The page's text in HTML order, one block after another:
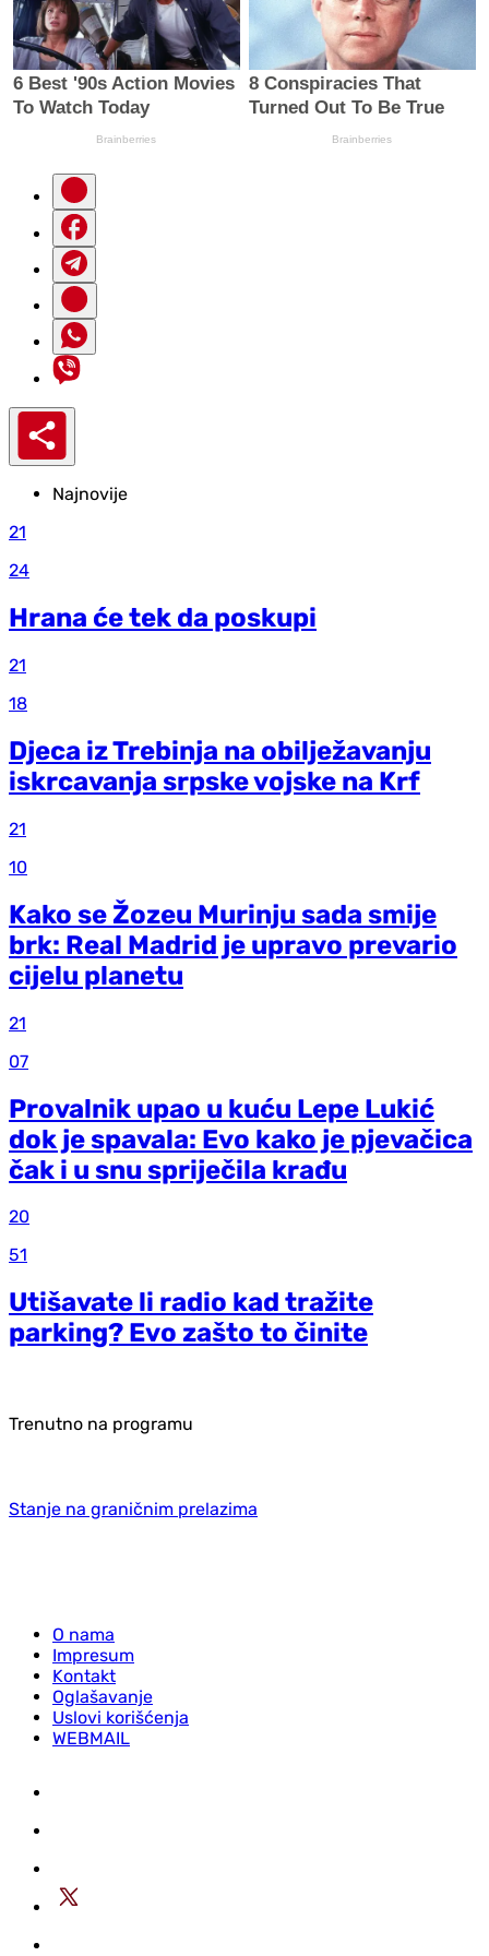
Najnovije
21
24
Hrana će tek da poskupi
21
18
Djeca iz Trebinja na obilježavanju
iskrcavanja srpske vojske na Krf
21
10
Kako se Žozeu Murinju sada smije
brk: Real Madrid je upravo prevario
cijelu planetu
21
07
Provalnik upao u kuću Lepe Lukić
dok je spavala: Evo kako je pjevačica
čak i u snu spriječila krađu
20
51
Utišavate li radio kad tražite
parking? Evo zašto to činite
Trenutno na programu
Stanje na graničnim prelazima
O nama
Impresum
Kontakt
Oglašavanje
Uslovi korišćenja
WEBMAIL